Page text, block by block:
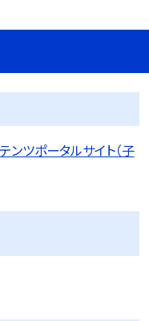
ツポータルサイト（子